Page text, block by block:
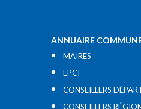
ANNUAIRE
MAIRES
EPCI
CONSEILLERS
CONSEILLERS